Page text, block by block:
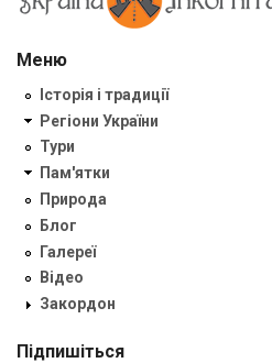
Меню
Історія і традиції
Регіони України
Тури
Пам'ятки
Природа
Блог
Галереї
Відео
Закордон
Підпишіться